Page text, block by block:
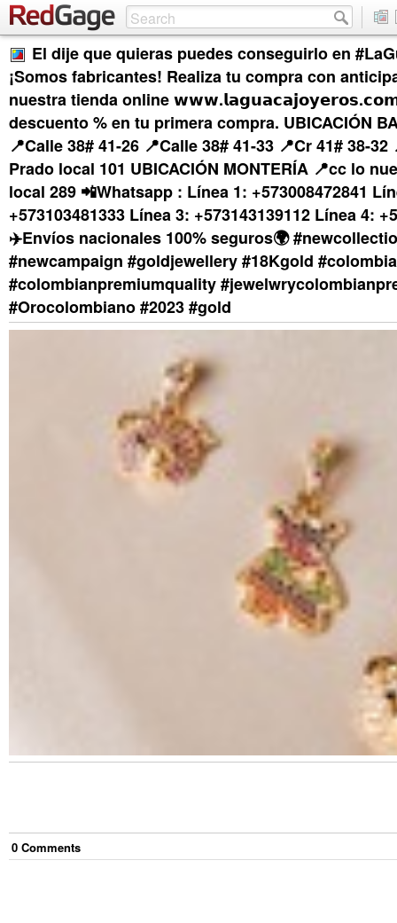
El dije que quieras puedes conseguirlo en
¡Somos fabricantes! Realiza tu compra con
nuestra tienda online
descuento % en tu primera compra. UBICACIÓN
📍Calle 38# 41-26 📍Calle 38# 41-33 📍Cr 41# 38-
Prado local 101 UBICACIÓN MONTERÍA 📍cc lo
local 289 📲Whatsapp : Línea 1: +573008472841
+573103481333 Línea 3: +573143139112 Línea 4:
✈️Envíos nacionales 100% seguros🌍
#newcampaign #goldjewellery #18Kgold
#colombianpremiumquality
#Orocolombiano #2023 #gold
0 Comments